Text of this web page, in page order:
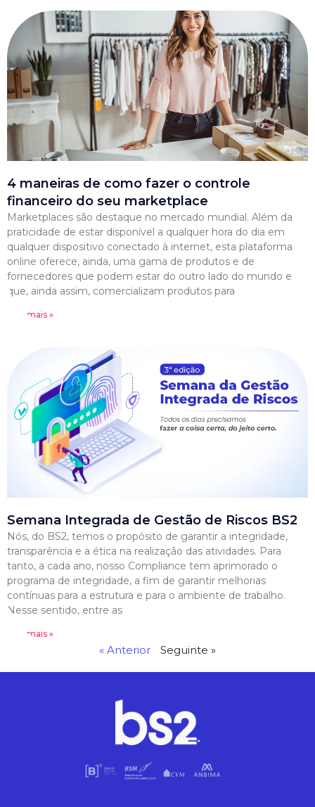
4 maneiras de como fazer o controle
financeiro do seu marketplace
Marketplaces são destaque no mercado mundial. Além da
praticidade de estar disponível a qualquer hora do dia em
qualquer dispositivo conectado à internet, esta plataforma
online oferece, ainda, uma gama de produtos e de
fornecedores que podem estar do outro lado do mundo e
que, ainda assim, comercializam produtos para
Leia mais »
Semana Integrada de Gestão de Riscos BS2
Nós, do BS2, temos o propósito de garantir a integridade,
transparência e a ética na realização das atividades. Para
tanto, a cada ano, nosso Compliance tem aprimorado o
programa de integridade, a fim de garantir melhorias
contínuas para a estrutura e para o ambiente de trabalho.
Nesse sentido, entre as
Leia mais »
« Anterior Seguinte »